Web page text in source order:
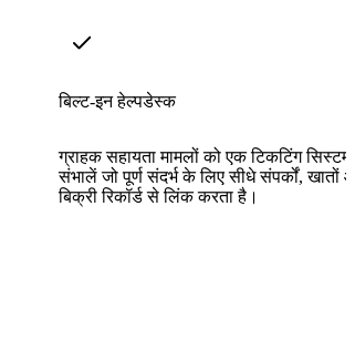
बिल्ट-इन हेल्पडेस्क
ग्राहक सहायता मामलों को एक टिकटिंग
संभालें जो पूर्ण संदर्भ के लिए सीधे संपर्कों, खातों
बिक्री रिकॉर्ड से लिंक करता है।